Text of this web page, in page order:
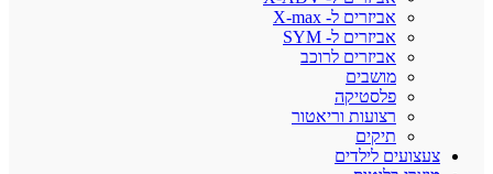
אביזרים ל- X-max
אביזרים ל- SYM
אביזרים לרוכב
מושבים
פלסטיקה
רצועות וריאטור
תיקים
צעצועים לילדים